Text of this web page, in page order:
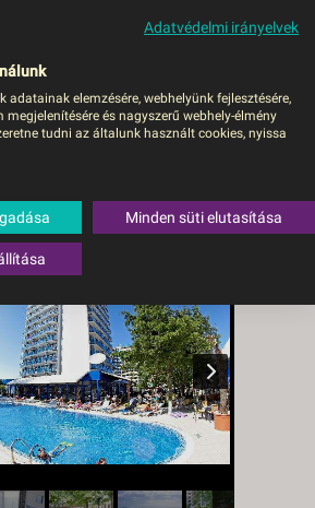
MENÜ
-FP -
Bulgár tengerpart,
Adatvédelmi irányelvek
adatainak elemzésére, webhelyünk fejlesztésére,
és nagyszerű webhely-élmény
tudni az általunk használt cookies, nyissa
Minden süti elutasítása